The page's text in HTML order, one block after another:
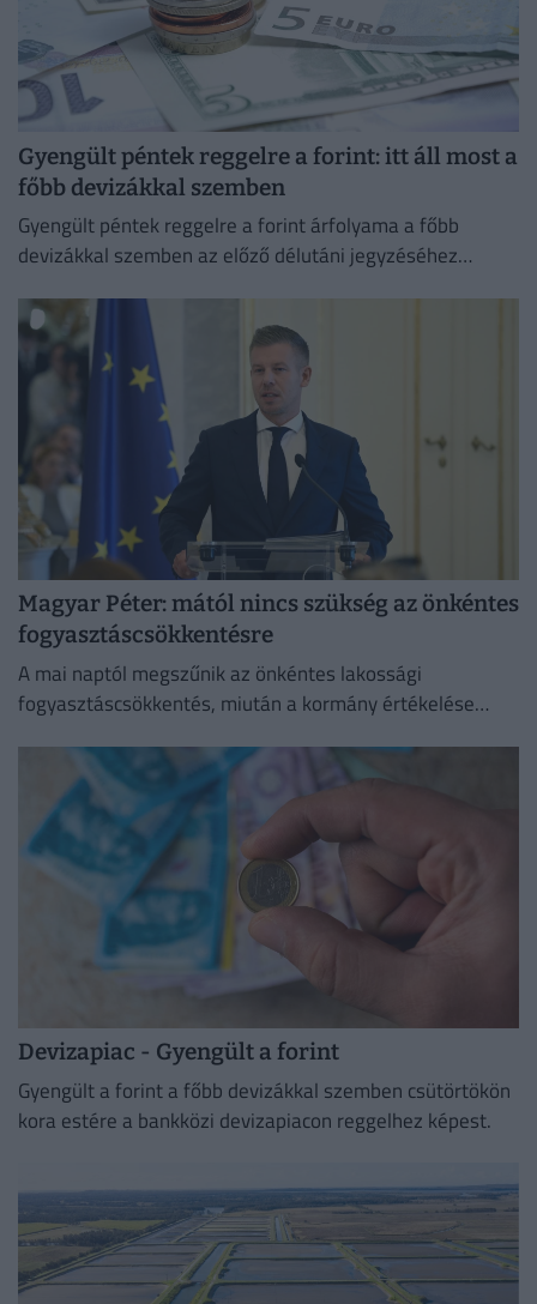
Gyengült péntek reggelre a forint: itt áll most a
főbb devizákkal szemben
Gyengült péntek reggelre a forint árfolyama a főbb
devizákkal szemben az előző délutáni jegyzéséhez
Magyar Péter: mától nincs szükség az önkéntes
fogyasztáscsökkentésre
A mai naptól megszűnik az önkéntes lakossági
fogyasztáscsökkentés, miután a kormány értékelése
energiabiztonságát.
Devizapiac - Gyengült a forint
Gyengült a forint a főbb devizákkal szemben csütörtökön
kora estére a bankközi devizapiacon reggelhez képest.